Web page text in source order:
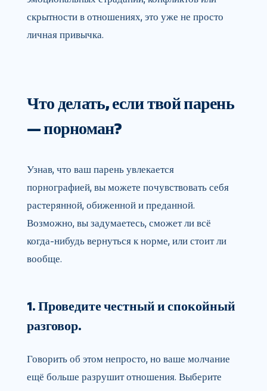
скрытности в отношениях, это уже не просто
личная привычка.
Что делать, если твой парень
— порноман?
Узнав, что ваш парень увлекается
порнографией, вы можете почувствовать себя
растерянной, обиженной и преданной.
Возможно, вы задумаетесь, сможет ли всё
когда-нибудь вернуться к норме, или стоит ли
вообще.
1. Проведите честный и спокойный
разговор.
Говорить об этом непросто, но ваше молчание
ещё больше разрушит отношения. Выберите